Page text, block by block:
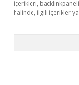
içerikleri,
halinde, ilgili içerikler